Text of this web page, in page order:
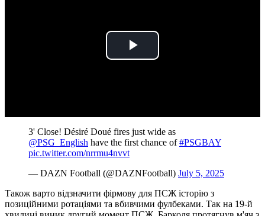
Play
3' Close! Désiré Doué fires just wide as
@PSG_English have the first chance of#PSGBAY
pic.twitter.com/nrrmu4nvvt
— DAZN Football (@DAZNFootball) July 5, 2025
Також варто відзначити фірмову для ПСЖ історію з
позиційними ротаціями та вбивчими фулбеками. Так на 19-й